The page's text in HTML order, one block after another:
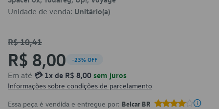
Unidade de venda: Unitário(a)
R$ 10,41
R$ 8,00 -23% OFF
Em até 💳 1x de R$ 8,00 sem juros
Informações sobre condições de parcelamento
Essa peça é vendida e entregue por: Belcar BR